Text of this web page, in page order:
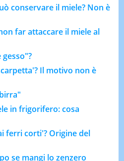
conservare il miele? Non è
far attaccare il miele al
gesso"?
Il motivo non è
in frigorifero: cosa
ferri corti'? Origine del
se mangi lo zenzero